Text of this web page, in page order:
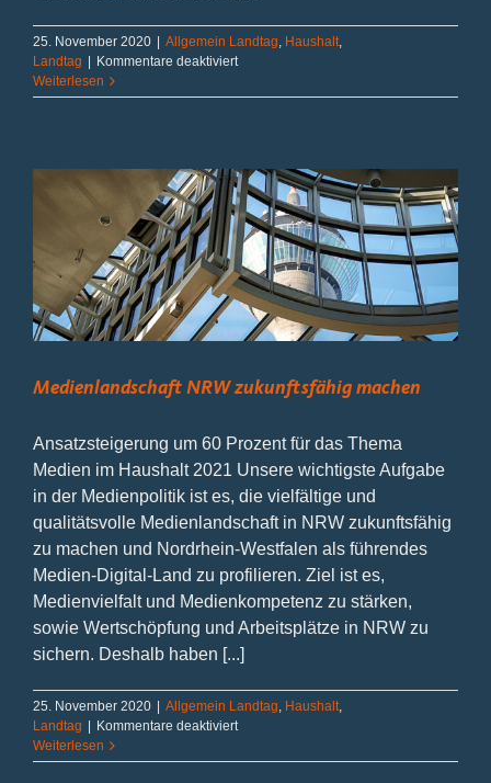
25. November 2020 | Allgemein Landtag Haushalt
Landtag | Kommentare deaktiviertfür
bietet
verdoppelt
Weiterlesen
Medienlandschaft NRW zukunftsfähig machen
Ansatzsteigerung um 60 Prozent für das Thema
Medien im Haushalt 2021 Unsere wichtigste Aufgabe
in der Medienpolitik ist es, die vielfältige und
qualitätsvolle Medienlandschaft in NRW zukunftsfähig
zu machen und Nordrhein-Westfalen als führendes
Medien-Digital-Land zu profilieren. Ziel ist es,
Medienvielfalt und Medienkompetenz zu stärken,
sowie Wertschöpfung und Arbeitsplätze in NRW zu
sichern. Deshalb haben [...]
25. November 2020 Allgemein Landtag, Haushalt,
Landtag
Kommentare deaktiviertfür
NRW
Weiterlesen